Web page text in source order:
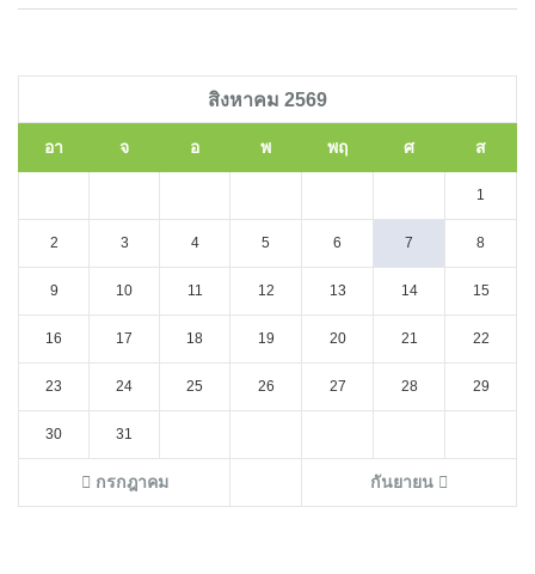
สิงหาคม 2569
อา จ อ พ พฤ ศ ส
กรกฎาคม กันยายน
1
2 3 4 5 6 7 8
9 10 11 12 13 14 15
16 17 18 19 20 21 22
23 24 25 26 27 28 29
30 31